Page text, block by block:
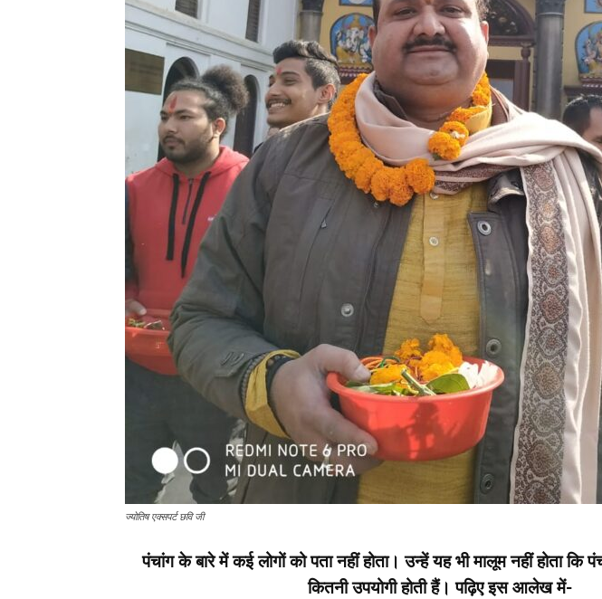
ज्योतिष एक्सपर्ट छवि जी
पंचांग के बारे में कई लोगों को पता नहीं होता। उन्हें यह भी मालूम नहीं होता कि
कितनी उपयोगी होती हैं। पढ़िए इस आलेख में-